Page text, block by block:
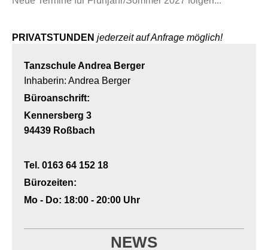
PRIVATSTUNDEN jederzeit auf Anfrage möglich!
Tanzschule Andrea Berger
Inhaberin: Andrea Berger
Büroanschrift:
Kennersberg 3
94439 Roßbach
Tel. 0163 64 152 18
Bürozeiten:
Mo - Do: 18:00 - 20:00 Uhr
NEWS